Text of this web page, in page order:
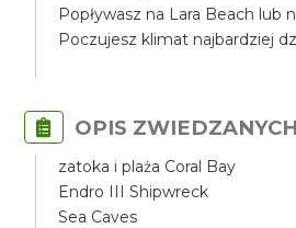
Popływasz na Lara Beach lub
Poczujesz klimat najbardziej
OPIS
zatoka i plaża Coral Bay
Endro III Shipwreck
Sea Caves